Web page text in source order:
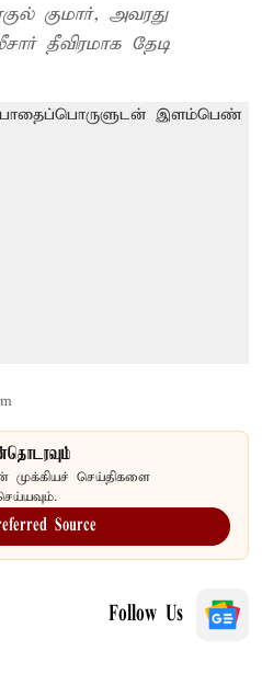
குமார், அவரது
தீவிரமாக தேடி
முக்கியச் செய்திகளை
Source
Follow Us